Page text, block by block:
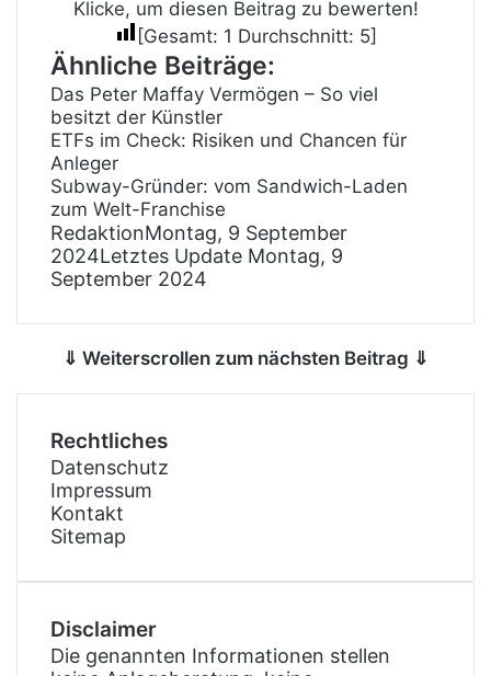
Klicke, um diesen Beitrag zu bewerten!
[Gesamt: 1 Durchschnitt: 5]
Ähnliche Beiträge:
Das Peter Maffay Vermögen – So viel
besitzt der Künstler
ETFs im Check: Risiken und Chancen für
Anleger
Subway-Gründer: vom Sandwich-Laden
zum Welt-Franchise
RedaktionMontag, 9 September
2024Letztes Update Montag, 9
September 2024
⇓ Weiterscrollen zum nächsten Beitrag ⇓
Rechtliches
Datenschutz
Impressum
Kontakt
Sitemap
Disclaimer
Die genannten Informationen stellen